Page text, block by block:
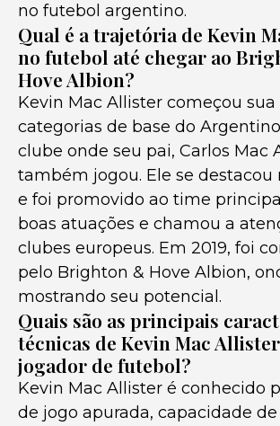
no futebol argentino.
Qual é a trajetória de Kevin
no futebol até chegar ao
Hove Albion?
Kevin Mac Allister começou sua
categorias de base do
clube onde seu pai, Carlos Mac
também jogou. Ele se
e foi promovido ao time
boas atuações e chamou a
clubes europeus. Em 2019, foi
pelo Brighton & Hove Albion,
mostrando seu potencial.
Quais são as principais
técnicas de Kevin Mac
jogador de futebol?
Kevin Mac Allister é conhecido
de jogo apurada, capacidade de